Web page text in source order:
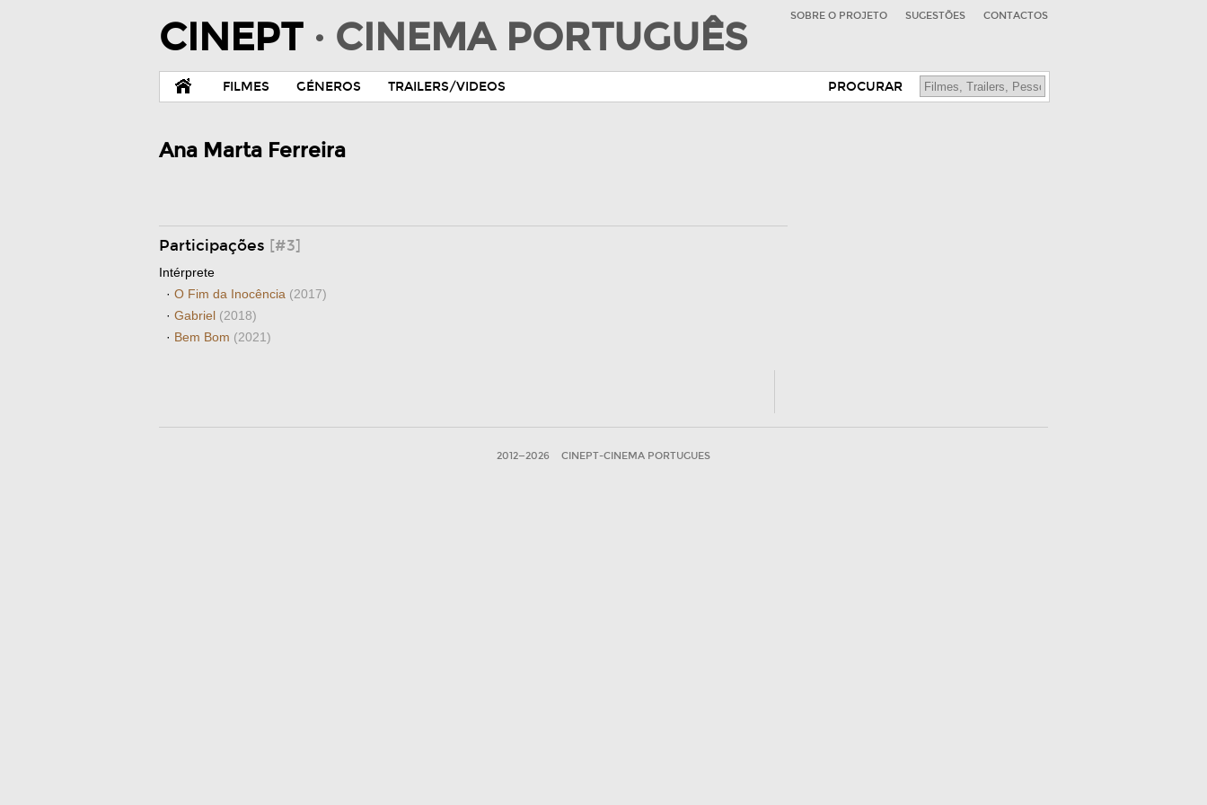
CINEPT · CINEMA PORTUGUÊS SOBRE O PROJETO SUGESTÕES CONTACTOS
FILMES GÉNEROS TRAILERS/VIDEOS PROCURAR
Ana Marta Ferreira
Participações [#3]
Intérprete
· O Fim da Inocência (2017)
· Gabriel (2018)
· Bem Bom (2021)
2012—2026 CINEPT-CINEMA PORTUGUES